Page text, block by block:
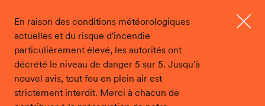
En raison des conditions météorologiques
actuelles et du risque d'incendie
particulièrement élevé, les autorités ont
décrété le niveau de danger 5 sur 5. Jusqu'à
nouvel avis, tout feu en plein air est
strictement interdit. Merci à chacun de